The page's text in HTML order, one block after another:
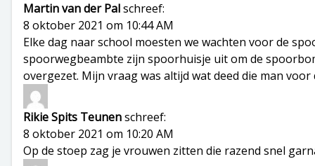
Martin van der Palschreef:
8 oktober 2021 om 10:44 AM
Elke dag naar school moesten we wachten voor de
spoorwegbeambte zijn spoorhuisje uit om de
overgezet. Mijn vraag was altijd wat deed die man voor
Rikie Spits Teunenschreef:
8 oktober 2021 om 10:20 AM
Op de stoep zag je vrouwen zitten die razend snel